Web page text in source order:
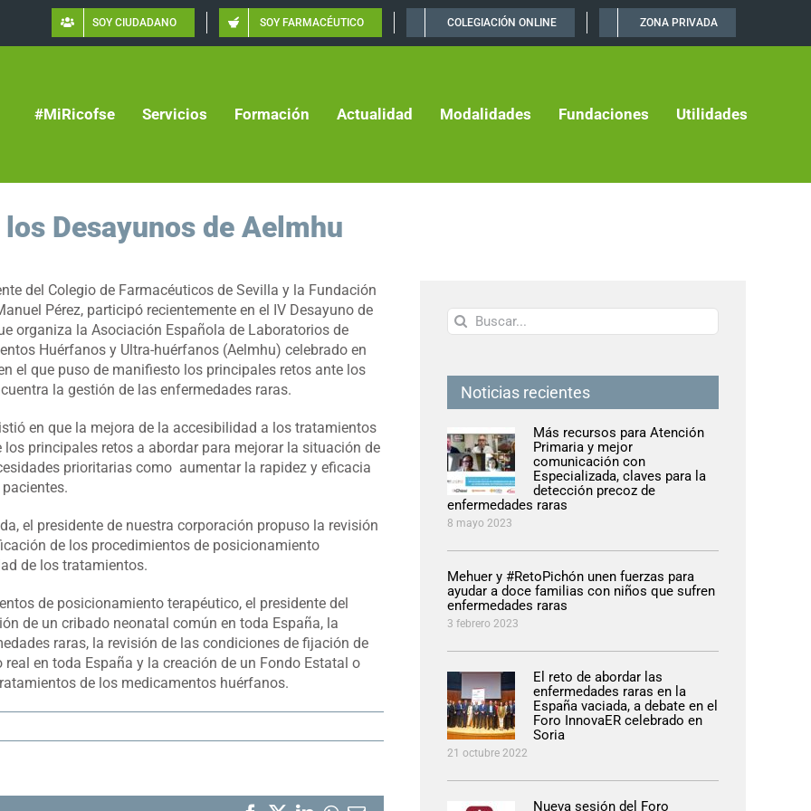
SOY CIUDADANO SOY FARMACÉUTICO COLEGIACIÓN ONLINE ZONA PRIVADA
#MiRicofse Servicios Formación Actualidad Modalidades Fundaciones Utilidades
Desayunos de Aelmhu
del Colegio de Farmacéuticos de Sevilla y la Fundación
Pérez, participó recientemente en el IV Desayuno de
organiza la Asociación Española de Laboratorios de
Huérfanos y Ultra-huérfanos (Aelmhu) celebrado en
el que puso de manifiesto los principales retos ante los
la gestión de las enfermedades raras.
en que la mejora de la accesibilidad a los tratamientos
los principales retos a abordar para mejorar la situación de
prioritarias como aumentar la rapidez y eficacia
el presidente de nuestra corporación propuso la revisión
de los procedimientos de posicionamiento
de los tratamientos.
de posicionamiento terapéutico, el presidente del
de un cribado neonatal común en toda España, la
raras, la revisión de las condiciones de fijación de
en toda España y la creación de un Fondo Estatal o
de los medicamentos huérfanos.
Buscar:
Noticias recientes
Más recursos para Atención
Primaria y mejor
comunicación con
Especializada, claves para la
detección precoz de
enfermedades raras
8 mayo 2023
Mehuer y #RetoPichón unen fuerzas para
ayudar a doce familias con niños que sufren
enfermedades raras
3 febrero 2023
El reto de abordar las
enfermedades raras en la
España vaciada, a debate en el
Foro InnovaER celebrado en
Soria
21 octubre 2022
Nueva sesión del Foro